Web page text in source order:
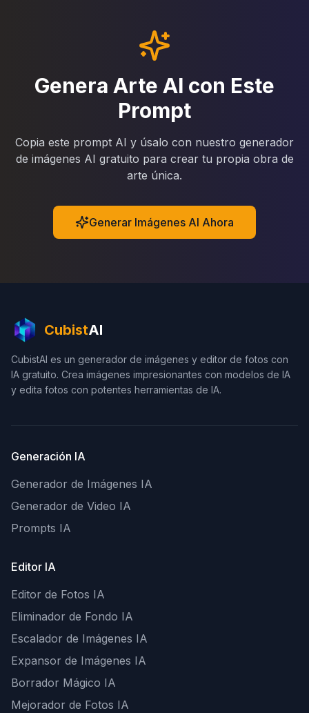
Genera Arte AI con Este
Prompt
Copia este prompt AI y úsalo con nuestro generador
de imágenes AI gratuito para crear tu propia obra de
arte única.
Generar Imágenes AI Ahora
CubistAI
CubistAI es un generador de imágenes y editor de fotos con
IA gratuito. Crea imágenes impresionantes con modelos de IA
y edita fotos con potentes herramientas de IA.
Generación IA
Generador de Imágenes IA
Generador de Video IA
Prompts IA
Editor IA
Editor de Fotos IA
Eliminador de Fondo IA
Escalador de Imágenes IA
Expansor de Imágenes IA
Borrador Mágico IA
Mejorador de Fotos IA